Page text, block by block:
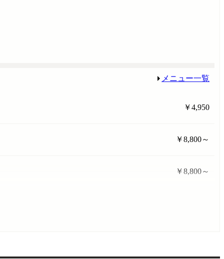
メニュー一覧
￥4,950
￥8,800～
￥8,800～